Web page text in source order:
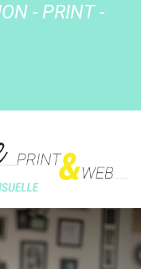
- PRINT -